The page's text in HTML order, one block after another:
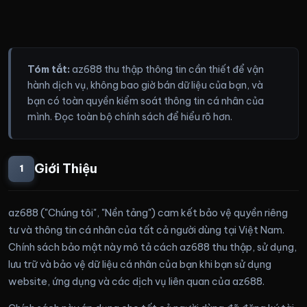
Tóm tắt: az688 thu thập thông tin cần thiết để vận
hành dịch vụ, không bao giờ bán dữ liệu của bạn, và
bạn có toàn quyền kiểm soát thông tin cá nhân của
mình. Đọc toàn bộ chính sách để hiểu rõ hơn.
1 Giới Thiệu
az688 ("Chúng tôi", "Nền tảng") cam kết bảo vệ quyền riêng
tư và thông tin cá nhân của tất cả người dùng tại Việt Nam.
Chính sách bảo mật này mô tả cách az688 thu thập, sử dụng,
lưu trữ và bảo vệ dữ liệu cá nhân của bạn khi bạn sử dụng
website, ứng dụng và các dịch vụ liên quan của az688.